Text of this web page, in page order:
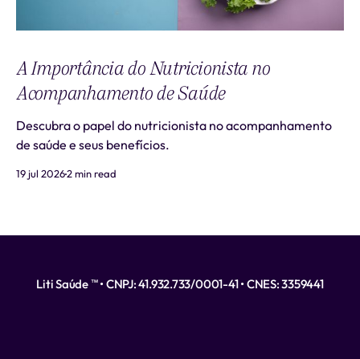
A Importância do Nutricionista no
Acompanhamento de Saúde
Descubra o papel do nutricionista no acompanhamento
de saúde e seus benefícios.
19 jul 20262 min read
Liti Saúde ™ • CNPJ: 41.932.733/0001-41 • CNES: 3359441